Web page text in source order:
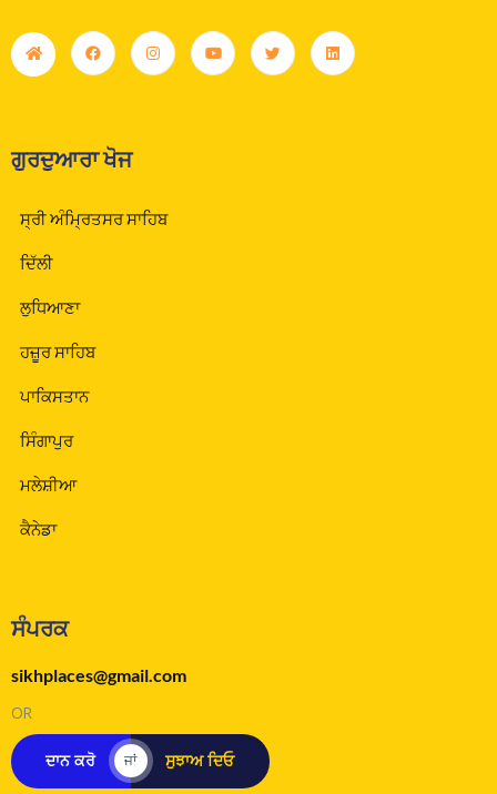
ਗੁਰਦੁਆਰਾ ਖੋਜ
ਸ੍ਰੀ ਅੰਮ੍ਰਿਤਸਰ ਸਾਹਿਬ
ਦਿੱਲੀ
ਲੁਧਿਆਣਾ
ਹਜ਼ੂਰ ਸਾਹਿਬ
ਪਾਕਿਸਤਾਨ
ਸਿੰਗਾਪੁਰ
ਮਲੇਸ਼ੀਆ
ਕੈਨੇਡਾ
ਸੰਪਰਕ
sikhplaces@gmail.com
OR
ਦਾਨ ਕਰੋ ਜਾਂ ਸੁਝਾਅ ਦਿਓ